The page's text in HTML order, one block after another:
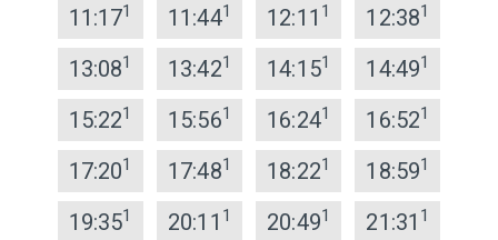
11:171 11:441 12:11 1 12:381
13:081 13:421 14:151 14:491
15:221 15:561 16:241 16:521
17:201 17:481 18:221 18:591
19:351 20:11 1 20:491 21:31 1